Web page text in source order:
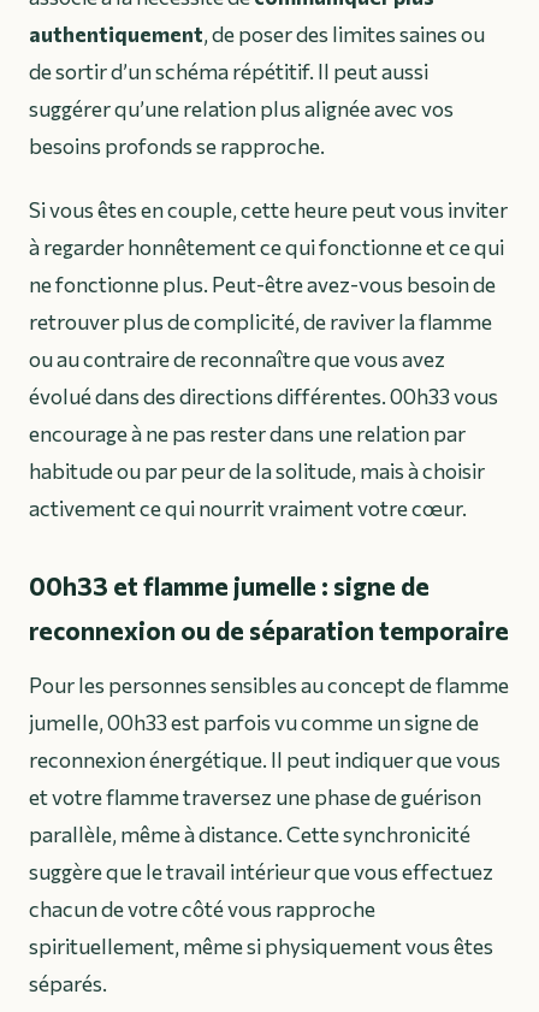
authentiquement, de poser des limites saines ou
de sortir d’un schéma répétitif. Il peut aussi
suggérer qu’une relation plus alignée avec vos
besoins profonds se rapproche.
Si vous êtes en couple, cette heure peut vous inviter
à regarder honnêtement ce qui fonctionne et ce qui
ne fonctionne plus. Peut-être avez-vous besoin de
retrouver plus de complicité, de raviver la flamme
ou au contraire de reconnaître que vous avez
évolué dans des directions différentes. 00h33 vous
encourage à ne pas rester dans une relation par
habitude ou par peur de la solitude, mais à choisir
activement ce qui nourrit vraiment votre cœur.
00h33 et flamme jumelle : signe de
reconnexion ou de séparation temporaire
Pour les personnes sensibles au concept de flamme
jumelle, 00h33 est parfois vu comme un signe de
reconnexion énergétique. Il peut indiquer que vous
et votre flamme traversez une phase de guérison
parallèle, même à distance. Cette synchronicité
suggère que le travail intérieur que vous effectuez
chacun de votre côté vous rapproche
spirituellement, même si physiquement vous êtes
séparés.